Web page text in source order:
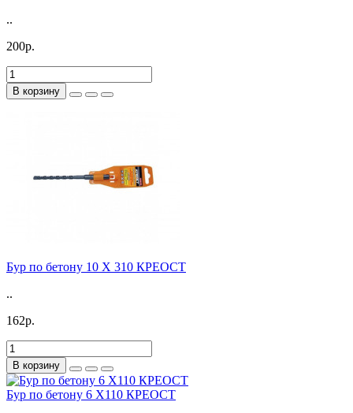
..
200р.
В корзину
Бур по бетону 10 X 310 КРЕОСТ
..
162р.
В корзину
Бур по бетону 6 X110 КРЕОСТ